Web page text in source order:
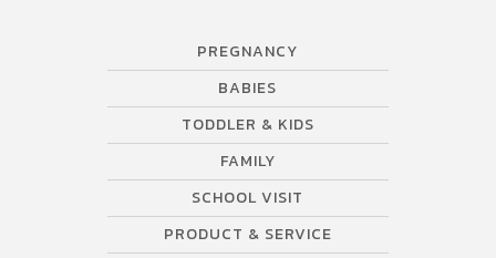
PREGNANCY
BABIES
TODDLER & KIDS
FAMILY
SCHOOL VISIT
PRODUCT & SERVICE